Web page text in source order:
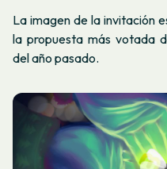
La imagen de la invitación
la propuesta más votada
del año pasado.